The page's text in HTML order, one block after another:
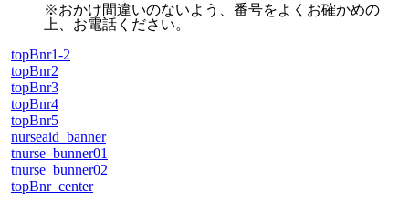
※おかけ間違いのないよう、番号をよくお確かめの
上、お電話ください。
topBnr1-2
topBnr2
topBnr3
topBnr4
topBnr5
nurseaid_banner
tnurse_bunner01
tnurse_bunner02
topBnr_center